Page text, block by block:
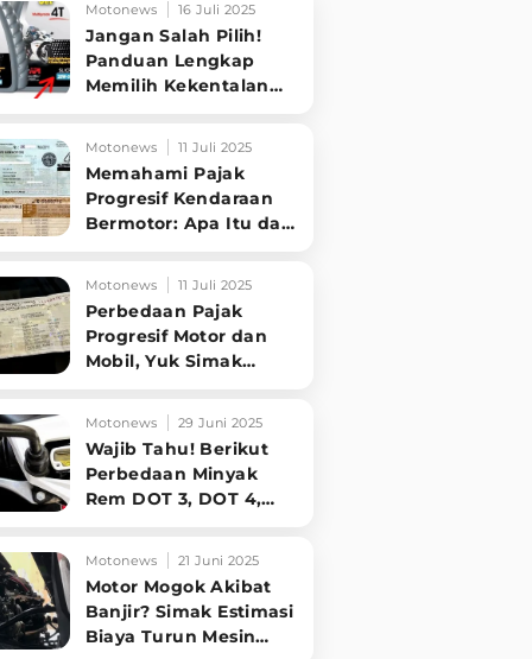
Motonews 16 Juli 2025
Jangan Salah Pilih!
Panduan Lengkap
Memilih Kekentalan
Kondisi Mesin
Motonews 11 Juli 2025
Memahami Pajak
Progresif Kendaraan
Bermotor: Apa Itu dan
Simak Penjelasannya
Motonews 11 Juli 2025
Perbedaan Pajak
Progresif Motor dan
Mobil, Yuk Simak
Singkatnya!
Motonews 29 Juni 2025
Wajib Tahu! Berikut
Perbedaan Minyak
Rem DOT 3, DOT 4,
Motor Anda
Motonews 21 Juni 2025
Motor Mogok Akibat
Banjir? Simak Estimasi
Biaya Turun Mesin